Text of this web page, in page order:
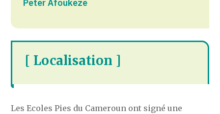
Peter Afoukeze
[ Localisation ]
Les Ecoles Pies du Cameroun ont signé une